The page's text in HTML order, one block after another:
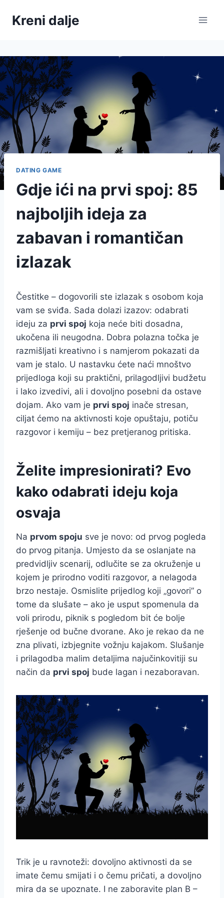
Kreni dalje
DATING GAME
Gdje ići na prvi spoj: 85
najboljih ideja za
zabavan i romantičan
izlazak
Čestitke – dogovorili ste izlazak s osobom koja
vam se sviđa. Sada dolazi izazov: odabrati
ideju za prvi spoj koja neće biti dosadna,
ukočena ili neugodna. Dobra polazna točka je
razmišljati kreativno i s namjerom pokazati da
vam je stalo. U nastavku ćete naći mnoštvo
prijedloga koji su praktični, prilagodljivi budžetu
i lako izvedivi, ali i dovoljno posebni da ostave
dojam. Ako vam je prvi spoj inače stresan,
ciljat ćemo na aktivnosti koje opuštaju, potiču
razgovor i kemiju – bez pretjeranog pritiska.
Želite impresionirati? Evo
kako odabrati ideju koja
osvaja
Na prvom spoju sve je novo: od prvog pogleda
do prvog pitanja. Umjesto da se oslanjate na
predvidljiv scenarij, odlučite se za okruženje u
kojem je prirodno voditi razgovor, a nelagoda
brzo nestaje. Osmislite prijedlog koji „govori” o
tome da slušate – ako je usput spomenula da
voli prirodu, piknik s pogledom bit će bolje
rješenje od bučne dvorane. Ako je rekao da ne
zna plivati, izbjegnite vožnju kajakom. Slušanje
i prilagodba malim detaljima najučinkovitiji su
način da prvi spoj bude lagan i nezaboravan.
Trik je u ravnoteži: dovoljno aktivnosti da se
imate čemu smijati i o čemu pričati, a dovoljno
mira da se upoznate. I ne zaboravite plan B –